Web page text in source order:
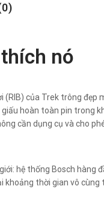
nó
(RIB) của Trek trông đẹp
hoàn toàn pin trong
cần dụng cụ và cho
hệ thống Bosch hàng
khoảng thời gian vô cùng